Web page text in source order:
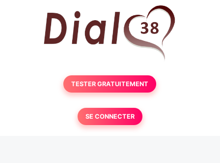
TESTER GRATUITEMENT
SE CONNECTER